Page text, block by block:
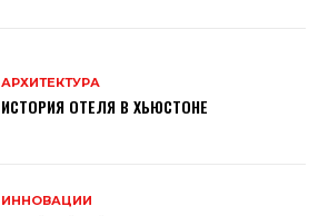
АРХИТЕКТУРА
ИСТОРИЯ ОТЕЛЯ В ХЬЮСТОНЕ
ИННОВАЦИИ